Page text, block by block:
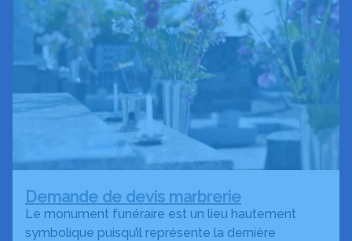
Demande de devis marbrerie
Le monument funéraire est un lieu hautement
symbolique puisqu’il représente la dernière